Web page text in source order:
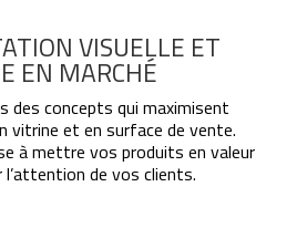
VISUELLE ET
EN MARCHÉ
des concepts qui maximisent
vitrine et en surface de vente.
à mettre vos produits en valeur
de vos clients.